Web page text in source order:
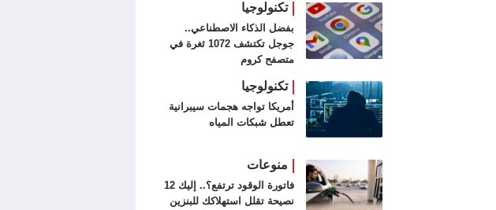
تكنولوجيا
بفضل الذكاء الاصطناعي..
جوجل تكتشف 1072 ثغرة في
متصفح كروم
تكنولوجيا
أمريكا تواجه هجمات سيبرانية
تعطل شبكات المياه
منوعات
فاتورة الوقود ترتفع؟.. إليك 12
نصيحة تقلل استهلاكك للبنزين